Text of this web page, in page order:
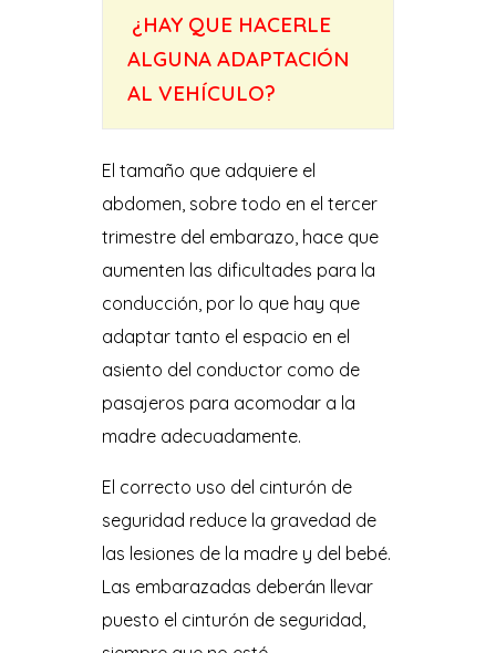
¿HAY QUE HACERLE
ALGUNA ADAPTACIÓN
AL VEHÍCULO?
El tamaño que adquiere el
abdomen, sobre todo en el tercer
trimestre del embarazo, hace que
aumenten las dificultades para la
conducción, por lo que hay que
adaptar tanto el espacio en el
asiento del conductor como de
pasajeros para acomodar a la
madre adecuadamente.
El correcto uso del cinturón de
seguridad reduce la gravedad de
las lesiones de la madre y del bebé.
Las embarazadas deberán llevar
puesto el cinturón de seguridad,